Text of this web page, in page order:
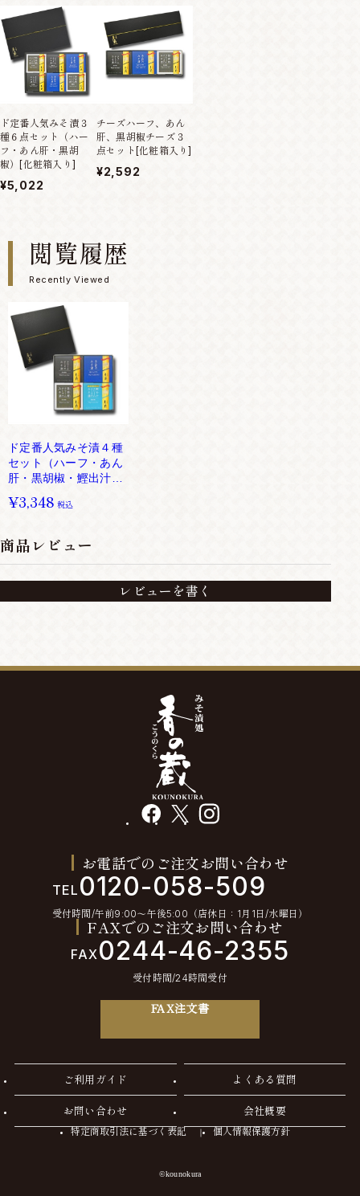
ド定番人気みそ漬３
種６点セット（ハー
フ・あん肝・黒胡
椒）[化粧箱入り]
¥5,022
チーズハーフ、あん
肝、黒胡椒チーズ３
点セット[化粧箱入り]
¥2,592
閲覧履歴
Recently Viewed
ド定番人気みそ漬４種
セット（ハーフ・あん
肝・黒胡椒・鰹出汁）
[化粧箱入り]
¥3,348 税込
商品レビュー
レビューを書く
facebook instagram
お電話でのご注文お問い合わせ
TEL 0120-058-509
受付時間/午前9:00〜午後5:00（店休日：1月1日/水曜日）
FAXでのご注文お問い合わせ
FAX 0244-46-2355
受付時間/24時間受付
FAX注文書
ご利用ガイド よくある質問
お問い合わせ 会社概要
特定商取引法に基づく表記 個人情報保護方針
©kounokura